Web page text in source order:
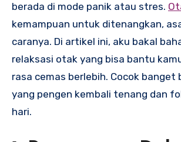
berada di mode panik atau stres.
kemampuan untuk ditenangkan,
caranya. Di artikel ini, aku bakal
relaksasi otak yang bisa bantu
rasa cemas berlebih. Cocok banget
yang pengen kembali tenang dan
hari.